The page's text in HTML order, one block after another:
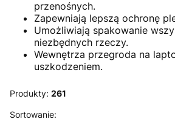
przenośnych.
Zapewniają lepszą ochronę
Umożliwiają spakowanie
niezbędnych rzeczy.
Wewnętrza przegroda na
uszkodzeniem.
Produkty: 261
Lista produktów
Sortowanie: